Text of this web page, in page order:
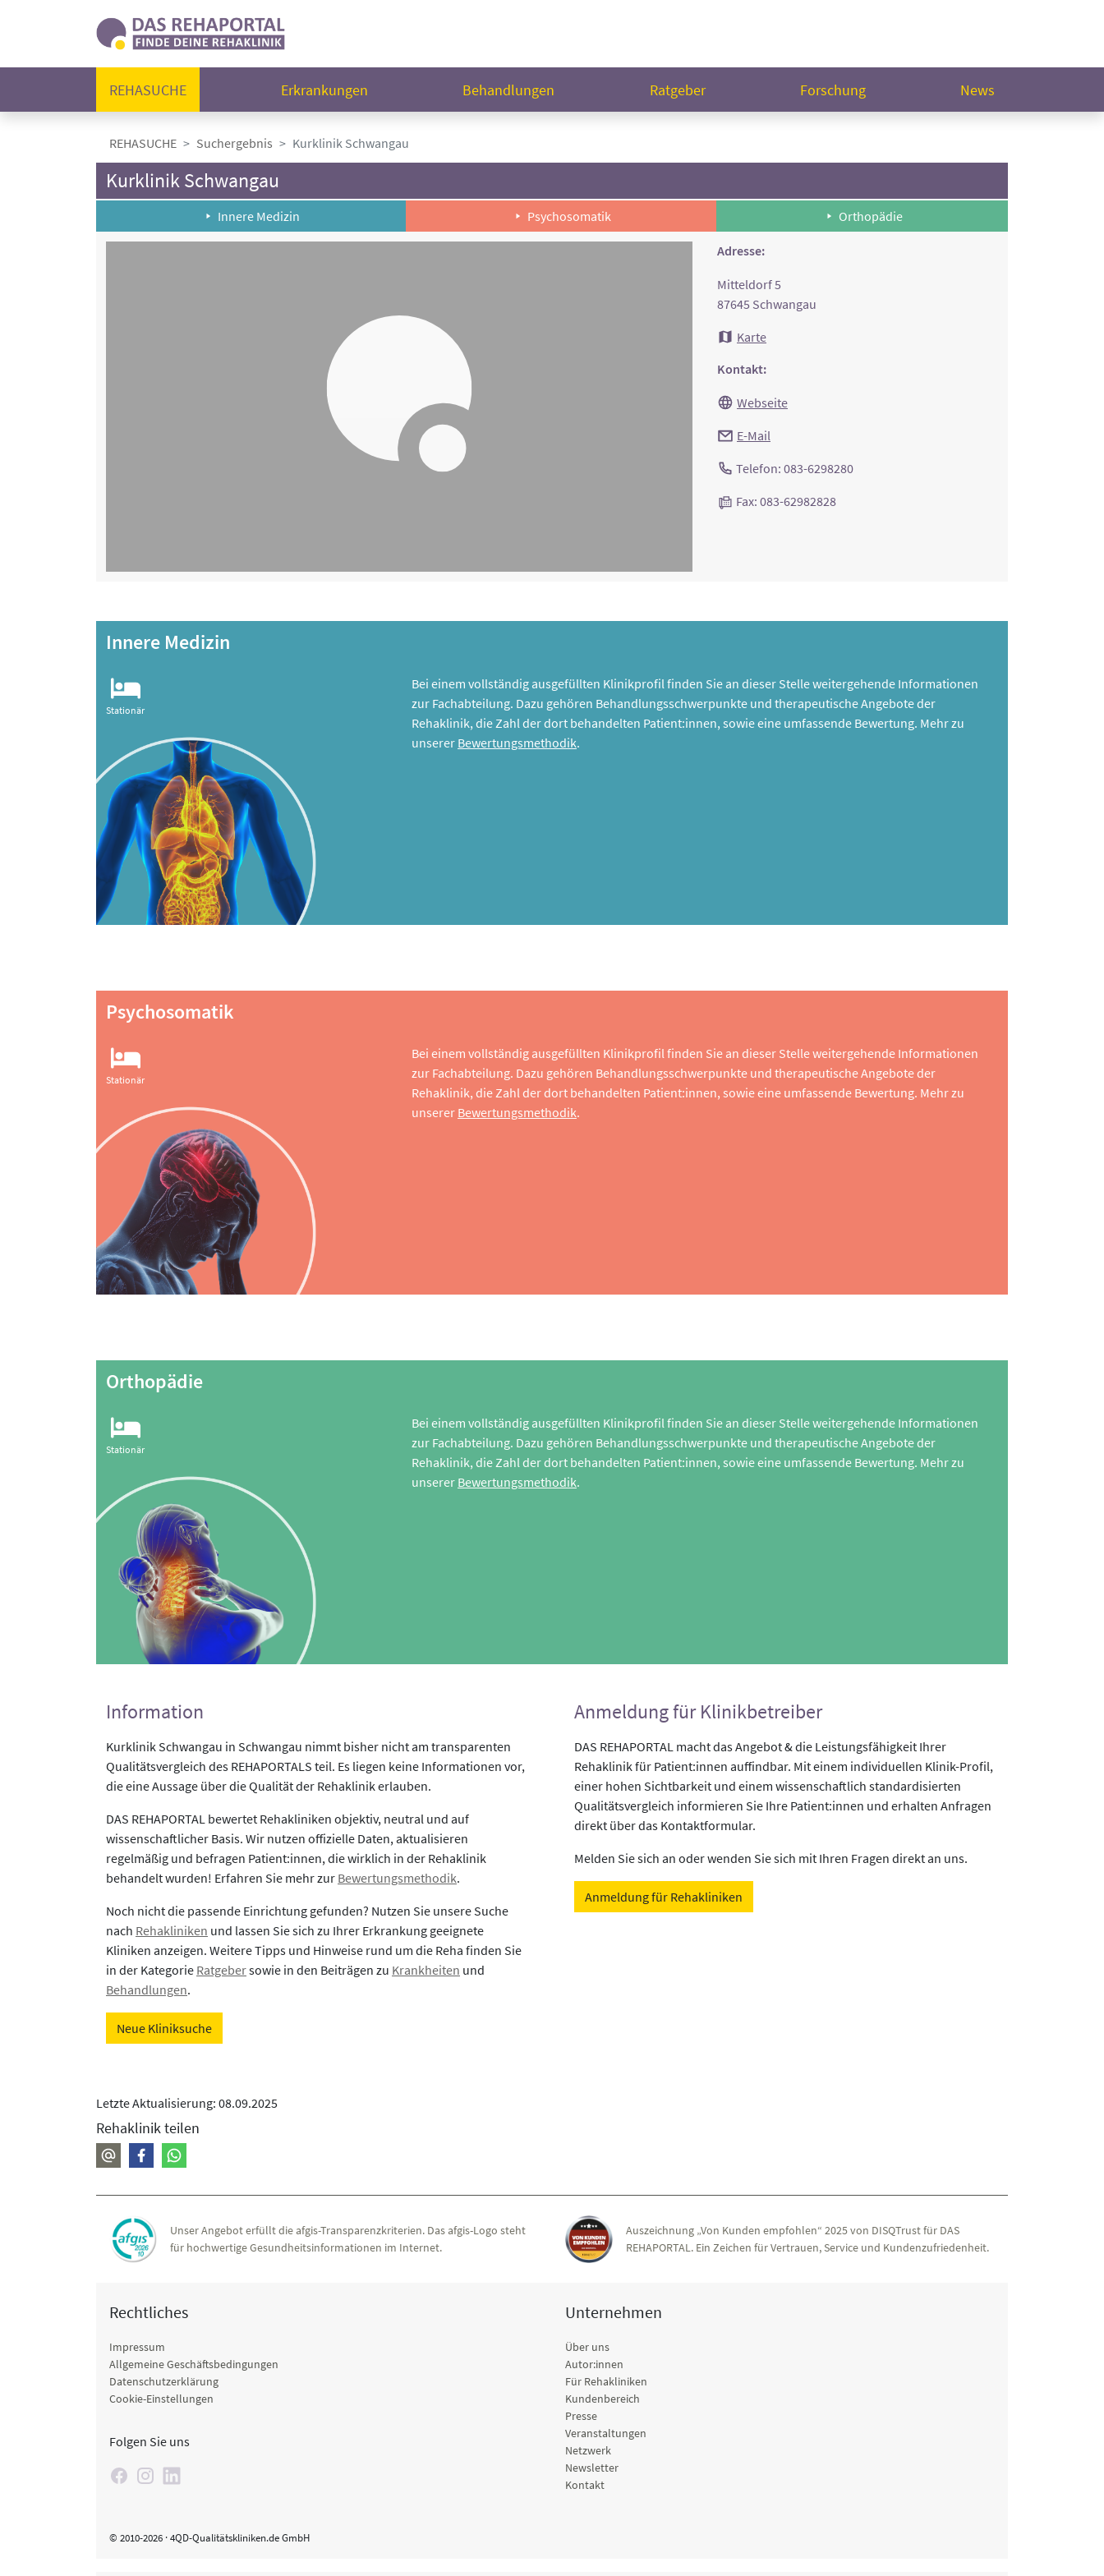
REHASUCHE Erkrankungen Behandlungen Ratgeber Forschung News
REHASUCHE Suchergebnis Kurklinik Schwangau
Kurklinik Schwangau
Innere Medizin Psychosomatik Orthopädie
Adresse:
Mitteldorf 5
87645 Schwangau
Karte
Kontakt:
Webseite
E-Mail
Telefon: 083-6298280
Fax: 083-62982828
Innere Medizin
Stationär
Bei einem vollständig ausgefüllten Klinikprofil finden Sie an dieser Stelle weitergehende Informationen
zur Fachabteilung. Dazu gehören Behandlungsschwerpunkte und therapeutische Angebote der
Rehaklinik, die Zahl der dort behandelten Patient:innen, sowie eine umfassende Bewertung. Mehr zu
unserer Bewertungsmethodik.
Psychosomatik
Stationär
Bei einem vollständig ausgefüllten Klinikprofil finden Sie an dieser Stelle weitergehende Informationen
zur Fachabteilung. Dazu gehören Behandlungsschwerpunkte und therapeutische Angebote der
Rehaklinik, die Zahl der dort behandelten Patient:innen, sowie eine umfassende Bewertung. Mehr zu
unserer Bewertungsmethodik.
Orthopädie
Stationär
Bei einem vollständig ausgefüllten Klinikprofil finden Sie an dieser Stelle weitergehende Informationen
zur Fachabteilung. Dazu gehören Behandlungsschwerpunkte und therapeutische Angebote der
Rehaklinik, die Zahl der dort behandelten Patient:innen, sowie eine umfassende Bewertung. Mehr zu
unserer Bewertungsmethodik.
Information
Kurklinik Schwangau in Schwangau nimmt bisher nicht am transparenten
Qualitätsvergleich des REHAPORTALS teil. Es liegen keine Informationen vor,
die eine Aussage über die Qualität der Rehaklinik erlauben.
DAS REHAPORTAL bewertet Rehakliniken objektiv, neutral und auf
wissenschaftlicher Basis. Wir nutzen offizielle Daten, aktualisieren
regelmäßig und befragen Patient:innen, die wirklich in der Rehaklinik
behandelt wurden! Erfahren Sie mehr zur Bewertungsmethodik.
Noch nicht die passende Einrichtung gefunden? Nutzen Sie unsere Suche
nach Rehakliniken und lassen Sie sich zu Ihrer Erkrankung geeignete
Kliniken anzeigen. Weitere Tipps und Hinweise rund um die Reha finden Sie
in der Kategorie Ratgebersowie in den Beiträgen zu Krankheiten und
Behandlungen.
Neue Kliniksuche
Anmeldung für Klinikbetreiber
DAS REHAPORTAL macht das Angebot & die Leistungsfähigkeit Ihrer
Rehaklinik für Patient:innen auffindbar. Mit einem individuellen Klinik-Profil,
einer hohen Sichtbarkeit und einem wissenschaftlich standardisierten
Qualitätsvergleich informieren Sie Ihre Patient:innen und erhalten Anfragen
direkt über das Kontaktformular.
Melden Sie sich an oder wenden Sie sich mit Ihren Fragen direkt an uns.
Anmeldung für Rehakliniken
Letzte Aktualisierung: 08.09.2025
Rehaklinik teilen
Unser Angebot erfüllt die afgis-Transparenzkriterien. Das afgis-Logo steht
für hochwertige Gesundheitsinformationen im Internet.
Auszeichnung „Von Kunden empfohlen“ 2025 von DISQTrust für DAS
REHAPORTAL. Ein Zeichen für Vertrauen, Service und Kundenzufriedenheit.
Rechtliches
Impressum
Allgemeine Geschäftsbedingungen
Datenschutzerklärung
Cookie-Einstellungen
Folgen Sie uns
Unternehmen
Über uns
Autor:innen
Für Rehakliniken
Kundenbereich
Presse
Veranstaltungen
Netzwerk
Newsletter
Kontakt
© 2010-2026 · 4QD-Qualitätskliniken.de GmbH